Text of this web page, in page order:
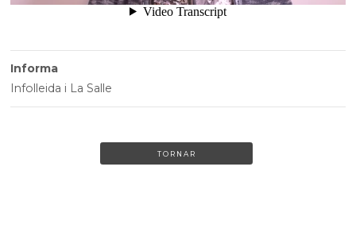
Informa
Infolleida i La Salle
TORNAR